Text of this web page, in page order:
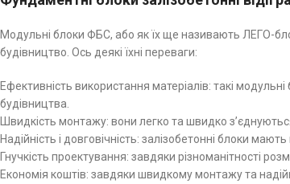
Модульні блоки ФБС, або як їх ще називають ЛЕГО-
будівництво. Ось деякі їхні переваги:
Ефективність використання матеріалів: такі
будівництва.
Швидкість монтажу: вони легко та швидко
Надійність і довговічність: залізобетонні блоки
Гнучкість проектування: завдяки різноманітності
Економія коштів: завдяки швидкому монтажу та